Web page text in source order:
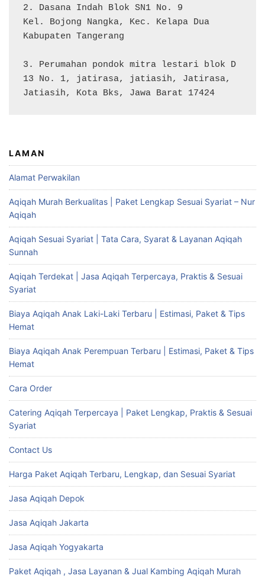
2. Dasana Indah Blok SN1 No. 9
Kel. Bojong Nangka, Kec. Kelapa Dua
Kabupaten Tangerang
3. Perumahan pondok mitra lestari blok D
13 No. 1, jatirasa, jatiasih, Jatirasa,
Jatiasih, Kota Bks, Jawa Barat 17424
LAMAN
Alamat Perwakilan
Aqiqah Murah Berkualitas | Paket Lengkap Sesuai Syariat – Nur
Aqiqah
Aqiqah Sesuai Syariat | Tata Cara, Syarat & Layanan Aqiqah
Sunnah
Aqiqah Terdekat | Jasa Aqiqah Terpercaya, Praktis & Sesuai
Syariat
Biaya Aqiqah Anak Laki-Laki Terbaru | Estimasi, Paket & Tips
Hemat
Biaya Aqiqah Anak Perempuan Terbaru | Estimasi, Paket & Tips
Hemat
Cara Order
Catering Aqiqah Terpercaya | Paket Lengkap, Praktis & Sesuai
Syariat
Contact Us
Harga Paket Aqiqah Terbaru, Lengkap, dan Sesuai Syariat
Jasa Aqiqah Depok
Jasa Aqiqah Jakarta
Jasa Aqiqah Yogyakarta
Paket Aqiqah , Jasa Layanan & Jual Kambing Aqiqah Murah